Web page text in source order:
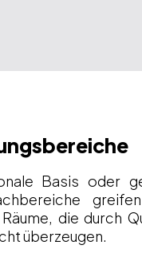
Basis oder
die durch
überzeugen.